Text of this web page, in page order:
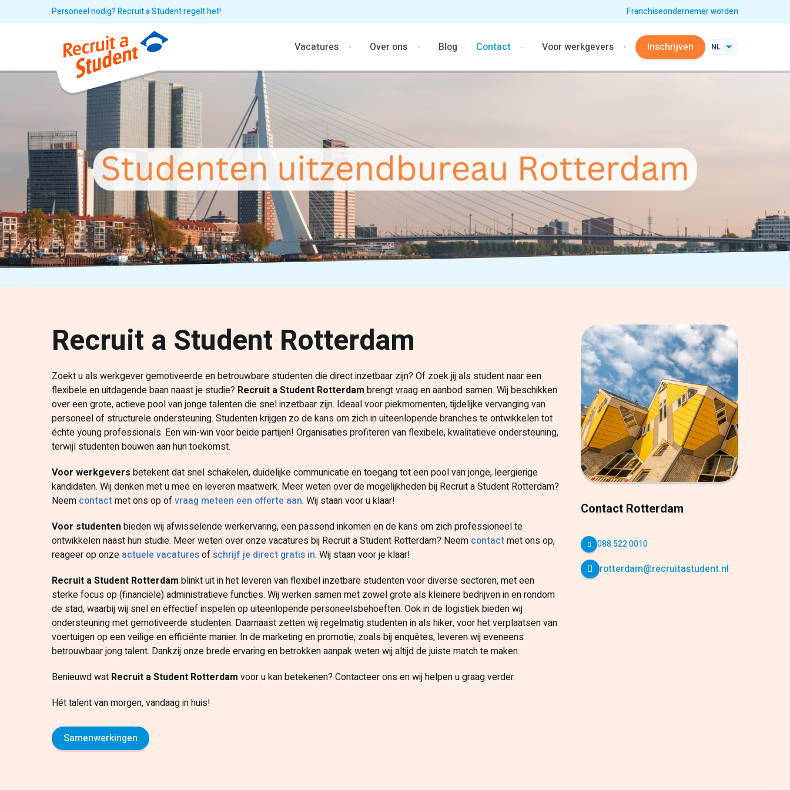
Personeel nodig? Recruit a Student regelt het! Franchiseondernemer worden
Vacatures Over ons Blog Contact Voor werkgevers Inschrijven NL
Recruit a Student Rotterdam
Zoekt u als werkgever gemotiveerde en betrouwbare studenten die direct inzetbaar zijn? Of zoek jij als student naar een
flexibele en uitdagende baan naast je studie? Recruit a Student Rotterdam brengt vraag en aanbod samen. Wij beschikken
over een grote, actieve pool van jonge talenten die snel inzetbaar zijn. Ideaal voor piekmomenten, tijdelijke vervanging van
personeel of structurele ondersteuning. Studenten krijgen zo de kans om zich in uiteenlopende branches te ontwikkelen tot
échte young professionals. Een win-win voor beide partijen! Organisaties profiteren van flexibele, kwalitatieve ondersteuning,
terwijl studenten bouwen aan hun toekomst.
Voor werkgevers betekent dat snel schakelen, duidelijke communicatie en toegang tot een pool van jonge, leergierige
kandidaten. Wij denken met u mee en leveren maatwerk. Meer weten over de mogelijkheden bij Recruit a Student Rotterdam?
Neem contactmet ons op ofvraag meteen een offerte aan. Wij staan voor u klaar!
Voor studentenbieden wij afwisselende werkervaring, een passend inkomen en de kans om zich professioneel te
ontwikkelen naast hun studie. Meer weten over onze vacatures bij Recruit a Student Rotterdam? Neem contactmet ons op,
reageer op onze actuele vacaturesofschrijf je direct gratis in. Wij staan voor je klaar!
Recruit a Student Rotterdam blinkt uit in het leveren van flexibel inzetbare studenten voor diverse sectoren, met een
sterke focus op (financiële) administratieve functies. Wij werken samen met zowel grote als kleinere bedrijven in en rondom
de stad, waarbij wij snel en effectief inspelen op uiteenlopende personeelsbehoeften. Ook in de logistiek bieden wij
ondersteuning met gemotiveerde studenten. Daarnaast zetten wij regelmatig studenten in als hiker, voor het verplaatsen van
voertuigen op een veilige en efficiënte manier. In de marketing en promotie, zoals bij enquêtes, leveren wij eveneens
betrouwbaar jong talent. Dankzij onze brede ervaring en betrokken aanpak weten wij altijd de juiste match te maken.
Benieuwd wat Recruit a Student Rotterdam voor u kan betekenen? Contacteer ons en wij helpen u graag verder.
Hét talent van morgen, vandaag in huis!
Samenwerkingen
Contact Rotterdam
088 522 0010
rotterdam@recruitastudent.nl